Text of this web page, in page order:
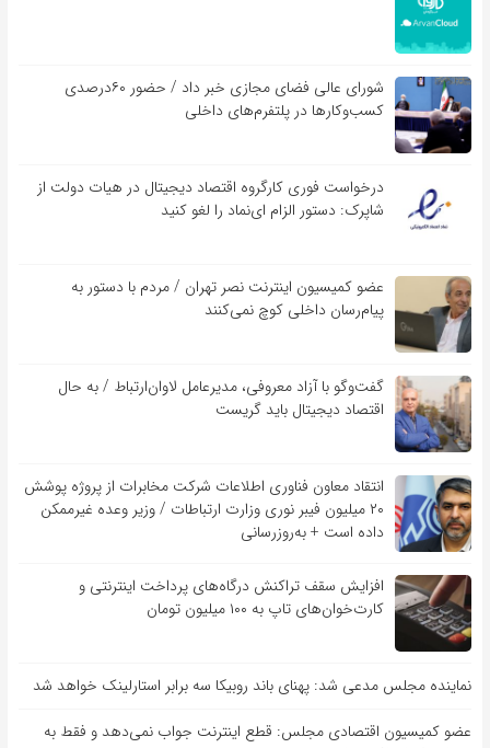
شورای عالی فضای مجازی خبر داد / حضور ۶۰درصدی
کسب‌و‌کارها در پلتفرم‌های داخلی
درخواست فوری کارگروه اقتصاد دیجیتال در هیات دولت از
شاپرک: دستور الزام ای‌نماد را لغو کنید
عضو کمیسیون اینترنت نصر تهران / مردم با دستور به
پیام‌رسان داخلی کوچ نمی‌کنند
گفت‌و‌گو با آزاد معروفی، مدیرعامل لاوان‌ارتباط / به حال
اقتصاد دیجیتال باید گریست
انتقاد معاون فناوری اطلاعات شرکت مخابرات از پروژه پوشش
۲۰ میلیون فیبر نوری وزارت ارتباطات / وزیر وعده غیرممکن
داده است + به‌روزرسانی
افزایش سقف تراکنش درگاه‌های پرداخت اینترنتی و
کارت‌خوان‌های تاپ به ۱۰۰ میلیون تومان
نماینده مجلس مدعی شد: پهنای باند روبیکا سه برابر استارلینک خواهد شد
عضو کمیسیون اقتصادی مجلس: قطع اینترنت جواب نمی‌دهد و فقط به